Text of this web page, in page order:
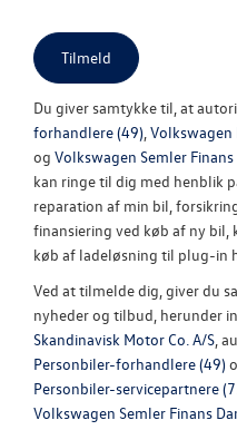
Du giver samtykke til, at
forhandlere (49),Volkswagen
og Volkswagen Semler
kan ringe til dig med henblik
reparation af min bil,
finansiering ved køb af ny
køb af ladeløsning til plug-in
Ved at tilmelde dig, giver du
nyheder og tilbud, herunder
Skandinavisk Motor Co. A/S,
Personbiler-forhandlere (49)
Personbiler-servicepartnere
Volkswagen Semler Finans